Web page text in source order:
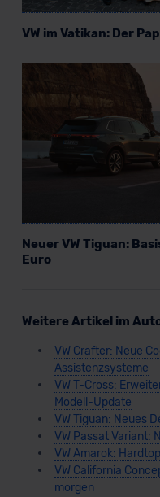
VW im Vatikan: Der
Neuer VW Tiguan:
Euro
Weitere Artikel im
VW Crafter: Neue
Assistenzsysteme
VW T-Cross:
Modell-Update
VW Tiguan: Neues
VW Passat Variant:
VW Amarok:
VW California
morgen